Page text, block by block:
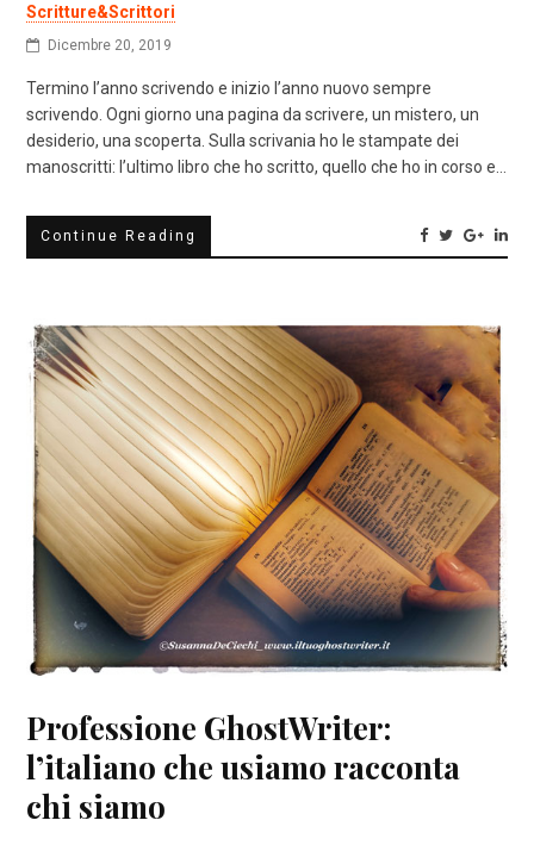
Scritture&Scrittori
Dicembre 20, 2019
Termino l’anno scrivendo e inizio l’anno nuovo sempre
scrivendo. Ogni giorno una pagina da scrivere, un mistero, un
desiderio, una scoperta. Sulla scrivania ho le stampate dei
manoscritti: l’ultimo libro che ho scritto, quello che ho in corso e…
Continue Reading
Professione GhostWriter:
l’italiano che usiamo racconta
chi siamo